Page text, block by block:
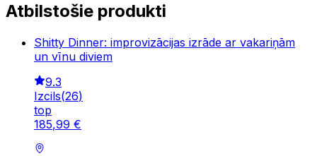
Atbilstošie produkti
Shitty Dinner: improvizācijas izrāde ar vakariņām
un vīnu diviem
9.3
Izcils(26)
top
185,99 €